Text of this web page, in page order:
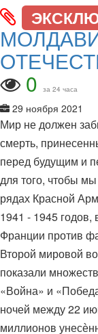
0 за 24 часа
29 ноября 2021
Мир не должен
смерть,
перед будущим и
для того, чтобы
рядах Красной
1941 - 1945
Франции против
Второй мировой
показали
«Война» и
ночей между 22
миллионов